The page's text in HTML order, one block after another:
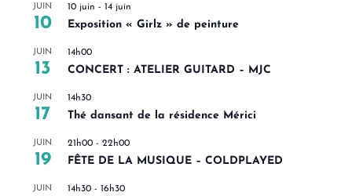
JUIN
10
10 juin - 14 juin
Exposition « Girlz » de peinture
JUIN
13
14h00
CONCERT : ATELIER GUITARD – MJC
JUIN
17
14h30
Thé dansant de la résidence Mérici
JUIN
19
21h00 -22h00
FÊTE DE LA MUSIQUE – COLDPLAYED
JUIN 14h30 - 16h30